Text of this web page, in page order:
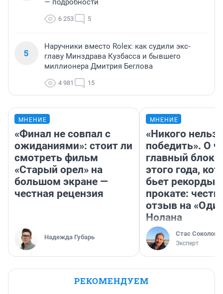
6 253 5
5
Наручники вместо Rolex: как судили экс-
главу Минздрава Кузбасса и бывшего
миллионера Дмитрия Беглова
4 981 15
МНЕНИЕ
«Финал не совпал с
ожиданиями»: стоит ли
смотреть фильм
«Старый орел» на
большом экране —
честная рецензия
Надежда Губарь
МНЕНИЕ
«Никого нельзя
победить». О
главный
этого года,
бьет рекорды в
прокате:
отзыв на
Нолана
Стас Соколов
Эксперт
РЕКОМЕНДУЕМ